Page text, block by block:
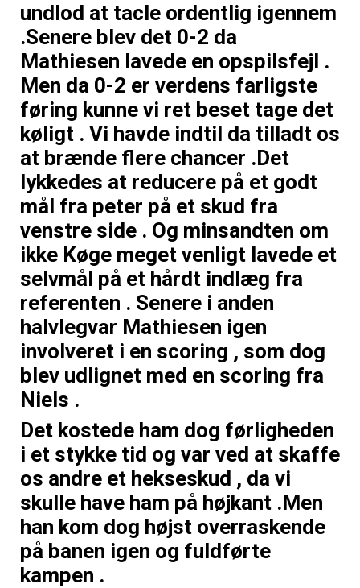
undlod at tacle ordentlig igennem
.Senere blev det 0-2 da
Mathiesen lavede en opspilsfejl .
Men da 0-2 er verdens farligste
føring kunne vi ret beset tage det
køligt . Vi havde indtil da tilladt os
at brænde flere chancer .Det
lykkedes at reducere på et godt
mål fra peter på et skud fra
venstre side . Og minsandten om
ikke Køge meget venligt lavede et
selvmål på et hårdt indlæg fra
referenten . Senere i anden
halvlegvar Mathiesen igen
involveret i en scoring , som dog
blev udlignet med en scoring fra
Niels .
Det kostede ham dog førligheden
i et stykke tid og var ved at skaffe
os andre et hekseskud , da vi
skulle have ham på højkant .Men
han kom dog højst overraskende
på banen igen og fuldførte
kampen .